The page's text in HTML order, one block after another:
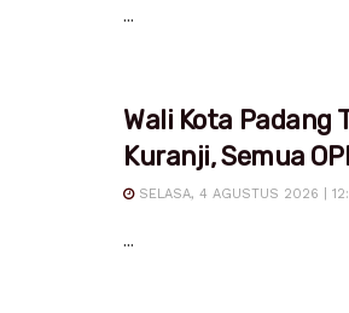
...
Wali Kota Padang
Kuranji, Semua
SELASA, 4 AGUSTUS 2026 |
...